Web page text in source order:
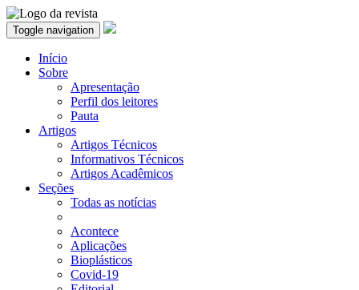
Toggle navigation
Início
Sobre
Apresentação
Perfil dos leitores
Pauta
Artigos
Artigos Técnicos
Informativos Técnicos
Artigos Acadêmicos
Seções
Todas as notícias
Acontece
Aplicações
Bioplásticos
Covid-19